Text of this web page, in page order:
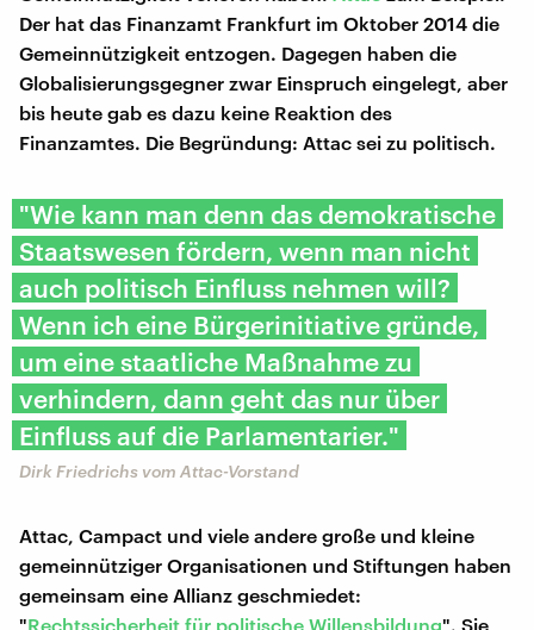
Der hat das Finanzamt Frankfurt im Oktober 2014 die
Gemeinnützigkeit entzogen. Dagegen haben die
Globalisierungsgegner zwar Einspruch eingelegt, aber
bis heute gab es dazu keine Reaktion des
Finanzamtes. Die Begründung: Attac sei zu politisch.
"Wie kann man denn das demokratische
Staatswesen fördern, wenn man nicht
auch politisch Einfluss nehmen will?
Wenn ich eine Bürgerinitiative gründe,
um eine staatliche Maßnahme zu
verhindern, dann geht das nur über
Einfluss auf die Parlamentarier."
Dirk Friedrichs vom Attac-Vorstand
Attac, Campact und viele andere große und kleine
gemeinnütziger Organisationen und Stiftungen haben
gemeinsam eine Allianz geschmiedet:
"Rechtssicherheit für politische Willensbildung". Sie